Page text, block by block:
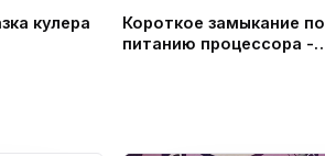
кулера
Короткое замыкание по
питанию процессора -